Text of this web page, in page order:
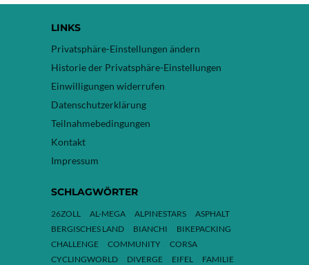
LINKS
Privatsphäre-Einstellungen ändern
Historie der Privatsphäre-Einstellungen
Einwilligungen widerrufen
Datenschutzerklärung
Teilnahmebedingungen
Kontakt
Impressum
SCHLAGWÖRTER
26ZOLL AL-MEGA ALPINESTARS
ASPHALT
BERGISCHES LAND
BIANCHI
BIKEPACKING
CHALLENGE
COMMUNITY
CORSA
CYCLINGWORLD
DIVERGE EIFEL
FAMILIE